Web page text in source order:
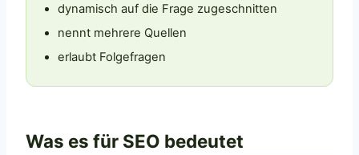
dynamisch auf die Frage zugeschnitten
nennt mehrere Quellen
erlaubt Folgefragen
Was es für SEO bedeutet